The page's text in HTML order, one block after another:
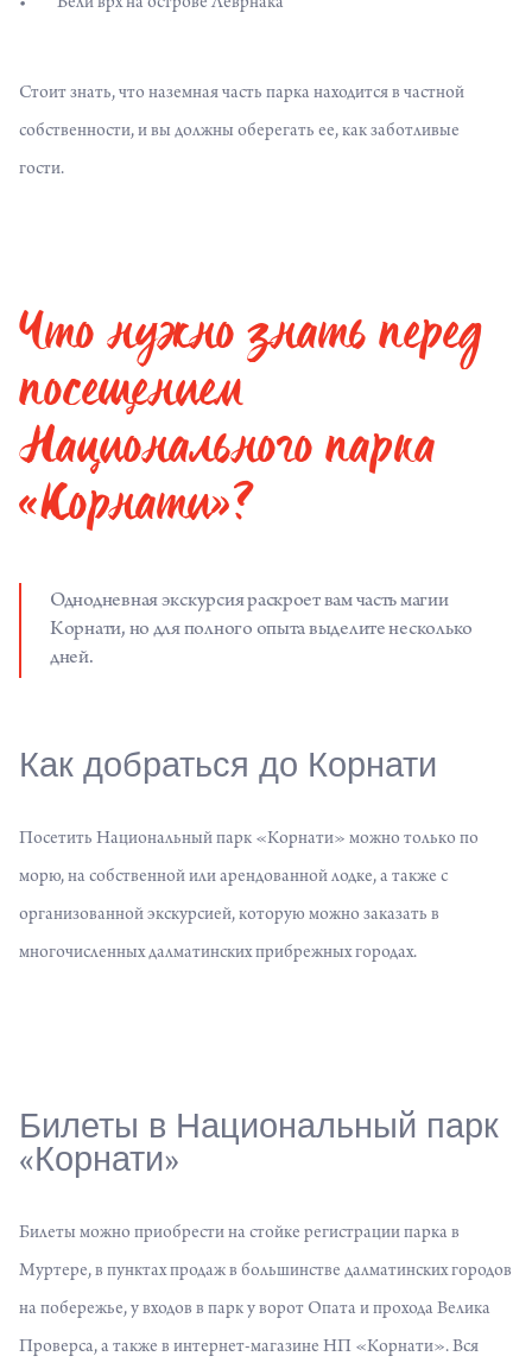
Стоит знать, что наземная часть парка находится в частной
собственности, и вы должны оберегать ее, как заботливые
гости.
Что нужно знать перед
посещением
Национального парка
«Корнати»?
Однодневная экскурсия раскроет вам часть магии
Корнати, но для полного опыта выделите несколько
дней.
Как добраться до Корнати
Посетить Национальный парк «Корнати» можно только по
морю, на собственной или арендованной лодке, а также с
организованной экскурсией, которую можно заказать в
многочисленных далматинских прибрежных городах.
Билеты в Национальный парк
«Корнати»
Билеты можно приобрести на стойке регистрации парка в
Муртере, в пунктах продаж в большинстве далматинских городов
на побережье, у входов в парк у ворот Опата и прохода Велика
Проверса, а также в интернет-магазине НП «Корнати». Вся